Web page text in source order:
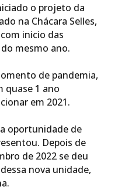
o projeto da
na Chácara Selles,
inicio das
mesmo ano.
de pandemia,
quase 1 ano
em 2021.
oportunidade de
Depois de
de 2022 se deu
nova unidade,